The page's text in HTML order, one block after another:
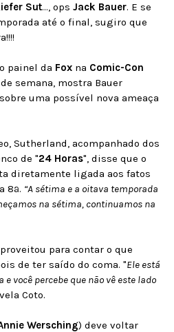
Sut..., ops Jack Bauer. E se
até o final, sugiro que
painel da Fox na Comic-Con
semana, mostra Bauer
uma possível nova ameaça
Sutherland, acompanhado dos
de "24 Horas", disse que o
diretamente ligada aos fatos
8ª. “A sétima e a oitava temporada
na sétima, continuamos na
para contar o que
de ter saído do coma. "Ele está
você percebe que não vê este lado
Coto.
Wersching) deve voltar